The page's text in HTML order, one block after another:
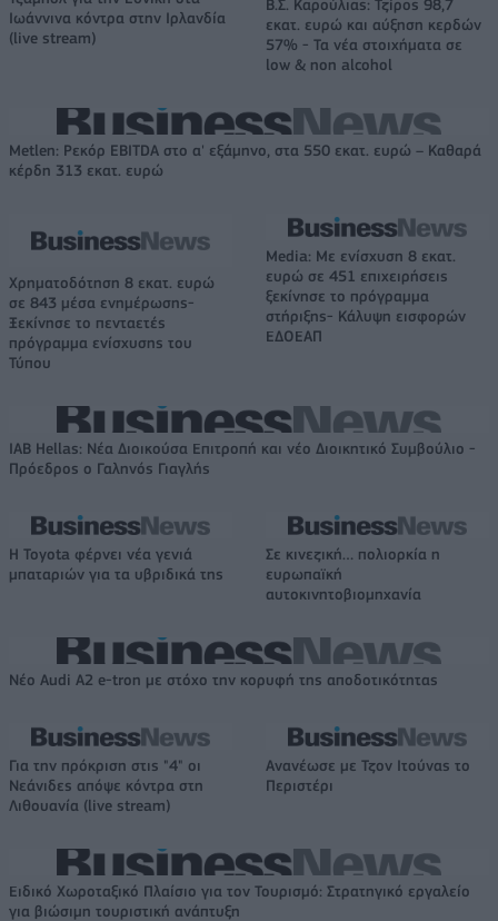
Ιωάννινα κόντρα στην Ιρλανδία
(live stream)
Β.Σ. Καρούλιας: Τζίρος 98,7
εκατ. ευρώ και αύξηση κερδών
57% - Τα νέα στοιχήματα σε
low & non alcohol
Metlen: Ρεκόρ EBITDA στο α' εξάμηνο, στα 550 εκατ. ευρώ – Καθαρά
κέρδη 313 εκατ. ευρώ
Χρηματοδότηση 8 εκατ. ευρώ
σε 843 μέσα ενημέρωσης-
Ξεκίνησε το πενταετές
πρόγραμμα ενίσχυσης του
Τύπου
Media: Με ενίσχυση 8 εκατ.
ευρώ σε 451 επιχειρήσεις
ξεκίνησε το πρόγραμμα
στήριξης- Κάλυψη εισφορών
ΕΔΟΕΑΠ
IAB Hellas: Νέα Διοικούσα Επιτροπή και νέο Διοικητικό Συμβούλιο -
Πρόεδρος ο Γαληνός Γιαγλής
Η Toyota φέρνει νέα γενιά
μπαταριών για τα υβριδικά της
Σε κινεζική… πολιορκία η
ευρωπαϊκή
αυτοκινητοβιομηχανία
Νέο Audi A2 e-tron με στόχο την κορυφή της αποδοτικότητας
Για την πρόκριση στις "4" οι
Νεάνιδες απόψε κόντρα στη
Λιθουανία (live stream)
Ανανέωσε με Τζον Ιτούνας το
Περιστέρι
Ειδικό Χωροταξικό Πλαίσιο για τον Τουρισμό: Στρατηγικό εργαλείο
για βιώσιμη τουριστική ανάπτυξη